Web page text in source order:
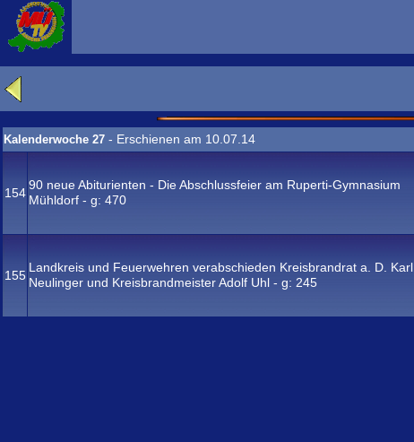
Kalenderwoche 27 - Erschienen am 10.07.14
154
90 neue Abiturienten - Die Abschlussfeier am Ruperti-Gymnasium
Mühldorf - g: 470
155
Landkreis und Feuerwehren verabschieden Kreisbrandrat a. D. Karl
Neulinger und Kreisbrandmeister Adolf Uhl - g: 245